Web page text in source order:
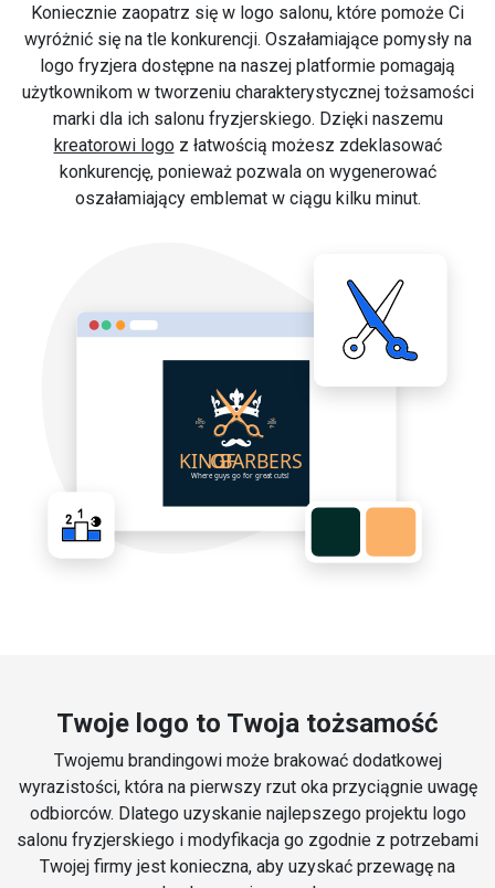
Koniecznie zaopatrz się w logo salonu, które pomoże Ci
wyróżnić się na tle konkurencji. Oszałamiające pomysły na
logo fryzjera dostępne na naszej platformie pomagają
użytkownikom w tworzeniu charakterystycznej tożsamości
marki dla ich salonu fryzjerskiego. Dzięki naszemu
kreatorowi logoz łatwością możesz zdeklasować
konkurencję, ponieważ pozwala on wygenerować
oszałamiający emblemat w ciągu kilku minut.
Twoje logo to Twoja tożsamość
Twojemu brandingowi może brakować dodatkowej
wyrazistości, która na pierwszy rzut oka przyciągnie uwagę
odbiorców. Dlatego uzyskanie najlepszego projektu logo
salonu fryzjerskiego i modyfikacja go zgodnie z potrzebami
Twojej firmy jest konieczna, aby uzyskać przewagę na